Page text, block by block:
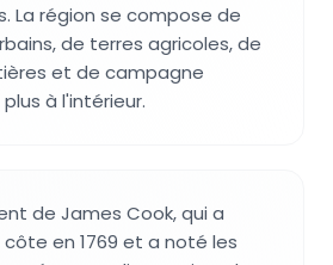
La région se compose de
de terres agricoles, de
et de campagne
à l'intérieur.
de James Cook, qui a
côte en 1769 et a noté les